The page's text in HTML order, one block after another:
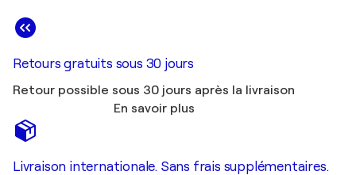
Retours gratuits sous 30 jours
Retour possible sous 30 jours après la livraison
En savoir plus
Livraison internationale. Sans frais supplémentaires.